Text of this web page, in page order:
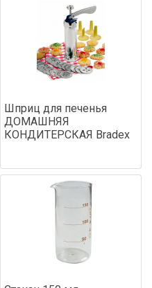
Шприц для печенья
ДОМАШНЯЯ
КОНДИТЕРСКАЯ Bradex